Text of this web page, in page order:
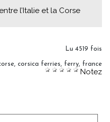
l’Italie et la Corse
Lu 4519 fois
, corsica ferries, ferry, france
Notez